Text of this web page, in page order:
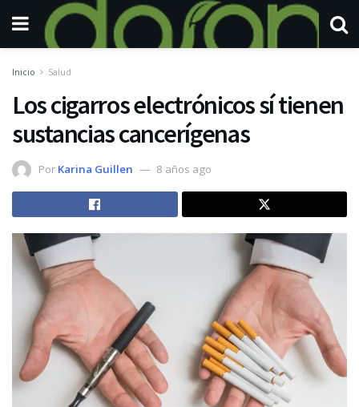
Inicio Salud
Los cigarros electrónicos sí tienen
sustancias cancerígenas
Por Karina Guillen 8 años ago